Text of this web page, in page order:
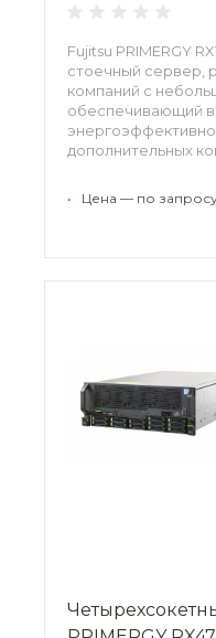
Fujitsu PRIMERGY
стоечный сервер,
компаний с
обеспечивающий
дополнительных
• Цена — по